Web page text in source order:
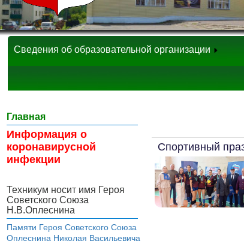
Сведения об образовательной организации
Главная
Информация о
коронавирусной
инфекции
Техникум носит имя Героя
Советского Союза
Н.В.Оплеснина
Памяти Героя Советского Союза
Оплеснина Николая Васильевича
Спортивный